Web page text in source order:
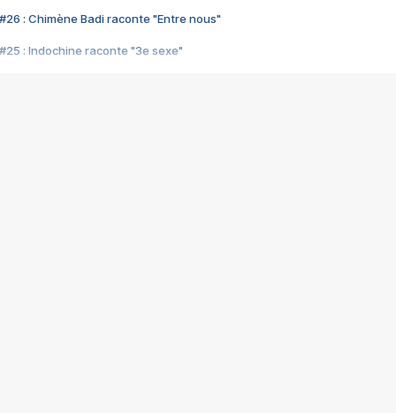
#26 : Chimène Badi raconte "Entre nous"
#25 : Indochine raconte "3e sexe"